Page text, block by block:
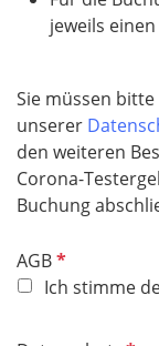
jeweils
Sie müssen bitte
unserer
den weiteren
Corona-
Buchung
AGBP
f
Ich stimme